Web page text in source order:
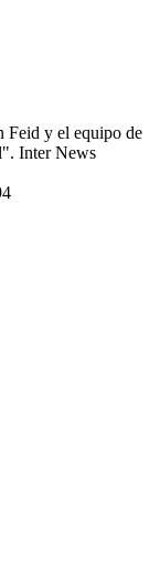
Feid y el equipo de
Inter News